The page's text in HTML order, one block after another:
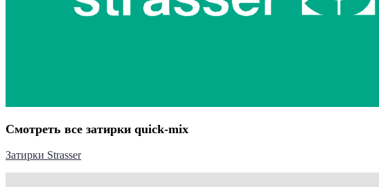
Смотреть все затирки quick-mix
Затирки Strasser